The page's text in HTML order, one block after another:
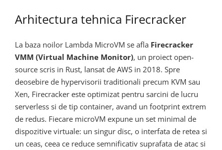
Arhitectura tehnica Firecracker
La baza noilor Lambda MicroVM se afla Firecracker
VMM (Virtual Machine Monitor), un proiect open-
source scris in Rust, lansat de AWS in 2018. Spre
deosebire de hypervisorii traditionali precum KVM sau
Xen, Firecracker este optimizat pentru sarcini de lucru
serverless si de tip container, avand un footprint extrem
de redus. Fiecare microVM expune un set minimal de
dispozitive virtuale: un singur disc, o interfata de retea si
un ceas, ceea ce reduce semnificativ suprafata de atac si